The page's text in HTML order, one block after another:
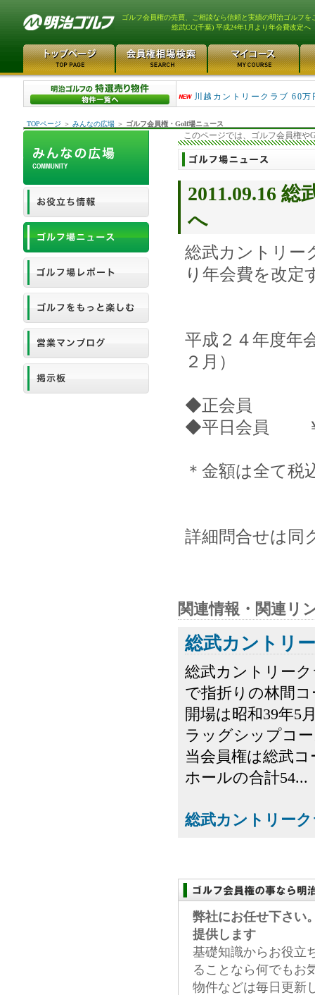
ゴルフ会員権の売買、ご相談なら信頼と実績の明治ゴルフを
総武CC(千葉) 平成24年1月より年会費改定へ
津久井湖ゴルフ倶楽部 80万
川越カントリークラブ 60万
TOPページ ＞ みんなの広場 ＞ ゴルフ会員権・Golf場ニュース
このページでは、ゴルフ会員権や
2011.09.16
へ
総武カントリー
り年会費を改定
平成２４年度年
２月）
◆正会員 ￥
◆平日会員
＊金額は全て税
詳細問合せは同
関連情報・関連リ
総武カントリ
総武カントリー
で指折りの林間
開場は昭和39年5
ラッグシップコ
当会員権は総武
ホールの合計54...
総武カントリー
弊社にお任せ下さい
提供します
基礎知識からお役立
ることなら何でもお
物件などは毎日更新